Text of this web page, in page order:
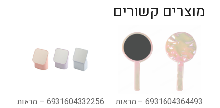
תיקים ואביזרים
מוצרים קשורים
6931604364493 – מראות 6931604332256 – מראות